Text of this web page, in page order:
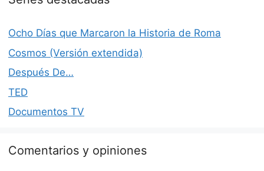
Ocho Días que Marcaron la Historia de Roma
Cosmos (Versión extendida)
Después De…
TED
Documentos TV
Comentarios y opiniones